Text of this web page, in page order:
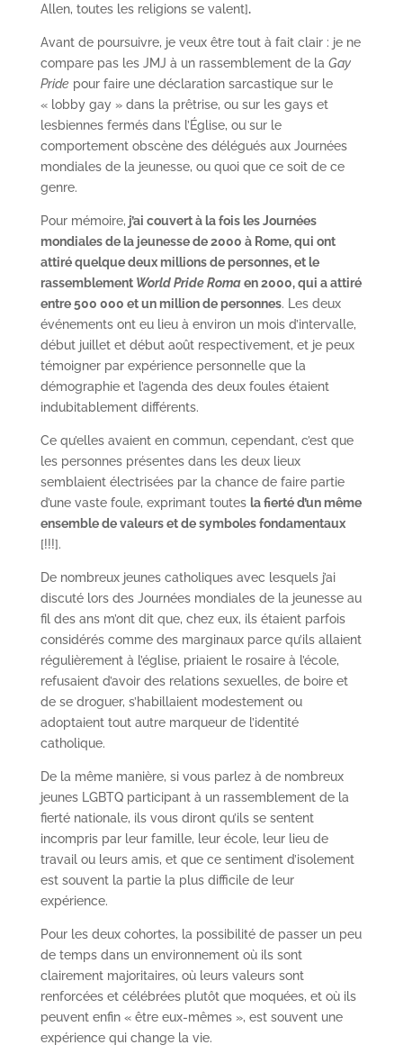
Allen, toutes les religions se valent].
Avant de poursuivre, je veux être tout à fait clair : je ne
compare pas les JMJ à un rassemblement de la Gay
Pride pour faire une déclaration sarcastique sur le
« lobby gay » dans la prêtrise, ou sur les gays et
lesbiennes fermés dans l’Église, ou sur le
comportement obscène des délégués aux Journées
mondiales de la jeunesse, ou quoi que ce soit de ce
genre.
Pour mémoire, j’ai couvert à la fois les Journées
mondiales de la jeunesse de 2000 à Rome, qui ont
attiré quelque deux millions de personnes, et le
rassemblement World Pride Romaen 2000, qui a attiré
entre 500 000 et un million de personnes. Les deux
événements ont eu lieu à environ un mois d’intervalle,
début juillet et début août respectivement, et je peux
témoigner par expérience personnelle que la
démographie et l’agenda des deux foules étaient
indubitablement différents.
Ce qu’elles avaient en commun, cependant, c’est que
les personnes présentes dans les deux lieux
semblaient électrisées par la chance de faire partie
d’une vaste foule, exprimant toutes la fierté d’un même
ensemble de valeurs et de symboles fondamentaux
[!!!].
De nombreux jeunes catholiques avec lesquels j’ai
discuté lors des Journées mondiales de la jeunesse au
fil des ans m’ont dit que, chez eux, ils étaient parfois
considérés comme des marginaux parce qu’ils allaient
régulièrement à l’église, priaient le rosaire à l’école,
refusaient d’avoir des relations sexuelles, de boire et
de se droguer, s’habillaient modestement ou
adoptaient tout autre marqueur de l’identité
catholique.
De la même manière, si vous parlez à de nombreux
jeunes LGBTQ participant à un rassemblement de la
fierté nationale, ils vous diront qu’ils se sentent
incompris par leur famille, leur école, leur lieu de
travail ou leurs amis, et que ce sentiment d’isolement
est souvent la partie la plus difficile de leur
expérience.
Pour les deux cohortes, la possibilité de passer un peu
de temps dans un environnement où ils sont
clairement majoritaires, où leurs valeurs sont
renforcées et célébrées plutôt que moquées, et où ils
peuvent enfin « être eux-mêmes », est souvent une
expérience qui change la vie.